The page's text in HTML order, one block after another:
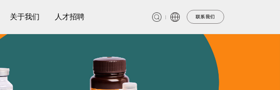
关于我们 人才招聘 联系我们